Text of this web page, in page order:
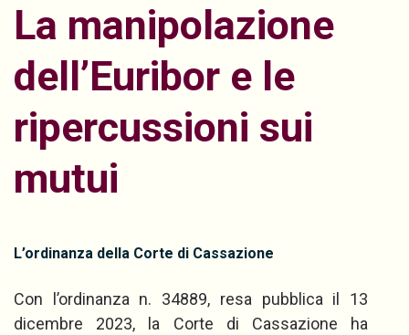
La manipolazione
dell’Euribor e le
ripercussioni sui
mutui
L’ordinanza della Corte di Cassazione
Con l’ordinanza n. 34889, resa pubblica il 13
dicembre 2023, la Corte di Cassazione ha